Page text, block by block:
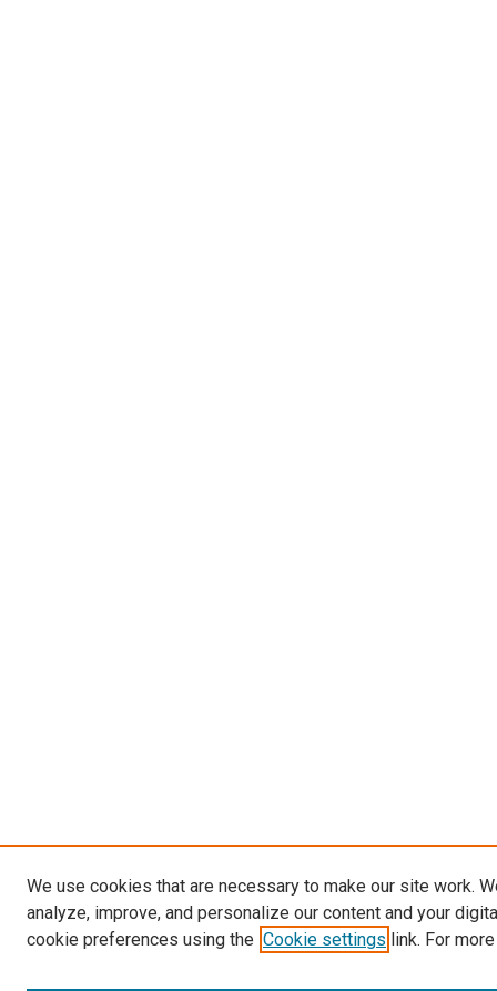
We use cookies that are necessary to make our site work.
analyze, improve, and personalize our content and your
cookie preferences using the Cookie settings link. For